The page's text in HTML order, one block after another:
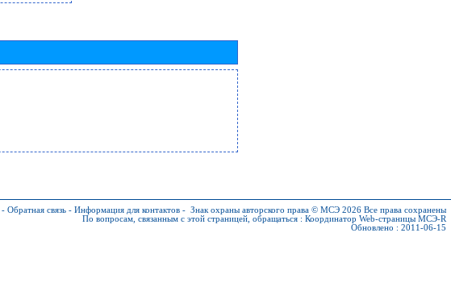
- Обратная связь - Информация для контактов - Знак охраны авторского права © МСЭ 2026 Все права сохранены
По вопросам, связанным с этой страницей, обращаться : Координатор Web-страницы МСЭ-R
Обновлено : 2011-06-15